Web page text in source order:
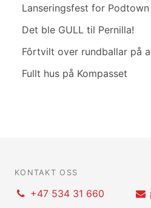
Lanseringsfest for Podtown
Det ble GULL til Pernilla!
Fôrtvilt over rundballar på
Fullt hus på Kompasset
KONTAKT OSS
+47 534 31 660